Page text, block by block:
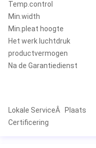
Temp.control
Min.width
Min.pleat hoogte
Het werk luchtdruk
productvermogen
Na de Garantiedienst
Lokale ServiceÂ Plaats
Certificering